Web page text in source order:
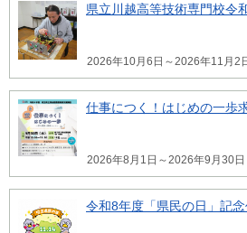
県立川越高等技術専門校令
2026年10月6日～2026年11月2
仕事につく！はじめの一歩
2026年8月1日～2026年9月30日
令和8年度「県民の日」記